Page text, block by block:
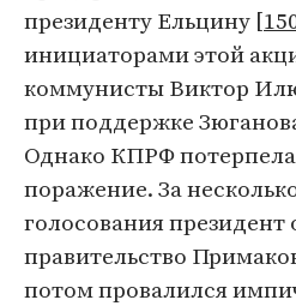
президенту Ельцину [
инициаторами этой
коммунисты Виктор
при поддержке
Однако КПРФ
поражение. За
голосования президент
правительство
потом провалился